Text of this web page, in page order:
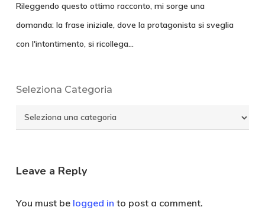
Rileggendo questo ottimo racconto, mi sorge una
domanda: la frase iniziale, dove la protagonista si sveglia
con l'intontimento, si ricollega…
Seleziona Categoria
Seleziona
Categoria
Leave a Reply
You must be logged in to post a comment.